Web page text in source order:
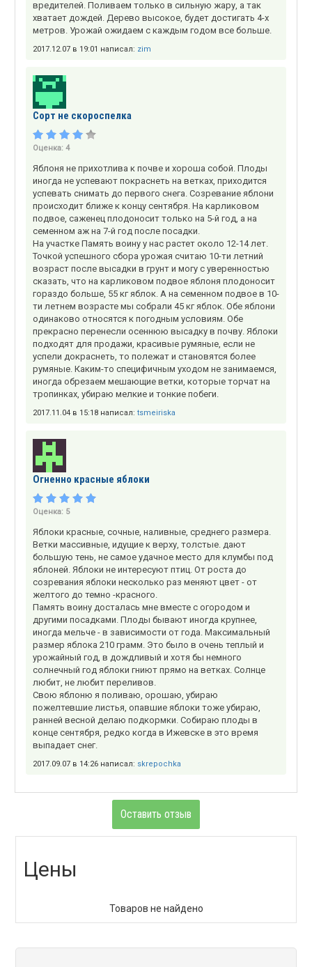
вредителей. Поливаем только в сильную жару, а так
хватает дождей. Дерево высокое, будет достигать 4-х
метров. Урожай ожидаем с каждым годом все больше.
2017.12.07 в 19:01 написал: zim
Сорт не скороспелка
Оценка: 4
Яблоня не прихотлива к почве и хороша собой. Плоды
иногда не успевают покраснеть на ветках, приходится
успевать снимать до первого снега. Созревание яблони
происходит ближе к концу сентября. На карликовом
подвое, саженец плодоносит только на 5-й год, а на
семенном аж на 7-й год после посадки.
На участке Память воину у нас растет около 12-14 лет.
Точкой успешного сбора урожая считаю 10-ти летний
возраст после высадки в грунт и могу с уверенностью
сказать, что на карликовом подвое яблоня плодоносит
гораздо больше, 55 кг яблок. А на семенном подвое в 10-
ти летнем возрасте мы собрали 45 кг яблок. Обе яблони
одинаково относятся к погодным условиям. Обе
прекрасно перенесли осеннюю высадку в почву. Яблоки
подходят для продажи, красивые румяные, если не
успели докраснеть, то полежат и становятся более
румяные. Каким-то специфичным уходом не занимаемся,
иногда обрезаем мешающие ветки, которые торчат на
тропинках, убираю мелкие и тонкие побеги.
2017.11.04 в 15:18 написал: tsmeiriska
Огненно красные яблоки
Оценка: 5
Яблоки красные, сочные, наливные, среднего размера.
Ветки массивные, идущие к верху, толстые. дают
большую тень, не самое удачное место для клумбы под
яблоней. Яблоки не интересуют птиц. От роста до
созревания яблоки несколько раз меняют цвет - от
желтого до темно -красного.
Память воину досталась мне вместе с огородом и
другими посадками. Плоды бывают иногда крупнее,
иногда мельче - в зависимости от года. Максимальный
размер яблока 210 грамм. Это было в очень теплый и
урожайный год, в дождливый и хотя бы немного
солнечный год яблоки гниют прямо на ветках. Солнце
любит, не любит переливов.
Свою яблоню я поливаю, орошаю, убираю
пожелтевшие листья, опавшие яблоки тоже убираю,
ранней весной делаю подкормки. Собираю плоды в
конце сентября, редко когда в Ижевске в это время
выпадает снег.
2017.09.07 в 14:26 написал: skrepochka
Оставить отзыв
Цены
Товаров не найдено